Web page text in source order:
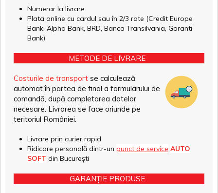
Numerar la livrare
Plata online cu cardul sau în 2/3 rate (Credit Europe
Bank, Alpha Bank, BRD, Banca Transilvania, Garanti
Bank)
METODE DE LIVRARE
Costurile de transport se calculează
automat în partea de final a formularului de
comandă, după completarea datelor
necesare. Livrarea se face oriunde pe
teritoriul României.
Livrare prin curier rapid
Ridicare personală dintr-un punct de service AUTO
SOFT din București
GARANȚIE PRODUSE